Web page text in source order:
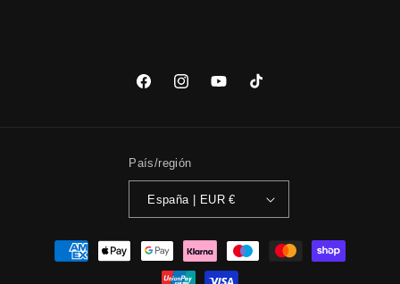
FacebookInstagramYouTubeTikTok
País/región
España | EUR €
Formas